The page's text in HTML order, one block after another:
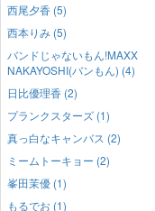
西尾夕香 (5)
西本りみ (5)
バンドじゃないもん!MAXX
NAKAYOSHI(バンもん) (4)
日比優理香 (2)
プランクスターズ (1)
真っ白なキャンバス (2)
ミームトーキョー (2)
峯田茉優 (1)
もるでお (1)